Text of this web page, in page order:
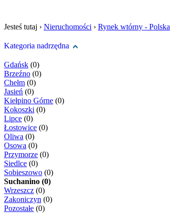
Jesteś tutaj › Nieruchomości › Rynek wtórny - Polska
Kategoria nadrzędna
Gdańsk (0)
Brzeźno (0)
Chełm (0)
Jasień (0)
Kiełpino Górne (0)
Kokoszki (0)
Lipce (0)
Łostowice (0)
Oliwa (0)
Osowa (0)
Przymorze (0)
Siedlce (0)
Sobieszowo (0)
Suchanino (0)
Wrzeszcz (0)
Zakoniczyn (0)
Pozostałe (0)